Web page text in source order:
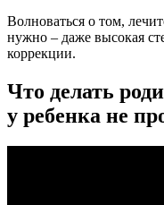
Волноваться о том,
нужно – даже высокая
коррекции.
Что делать
у ребенка не